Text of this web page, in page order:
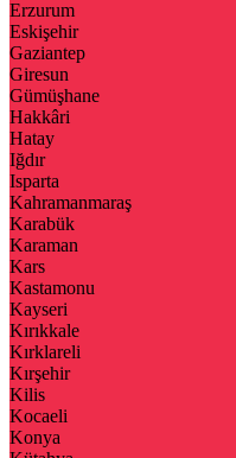
Erzurum
Eskişehir
Gaziantep
Giresun
Gümüşhane
Hakkâri
Hatay
Iğdır
Isparta
Kahramanmaraş
Karabük
Karaman
Kars
Kastamonu
Kayseri
Kırıkkale
Kırklareli
Kırşehir
Kilis
Kocaeli
Konya